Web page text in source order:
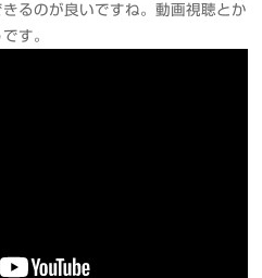
るのが良いですね。動画視聴とか
す。